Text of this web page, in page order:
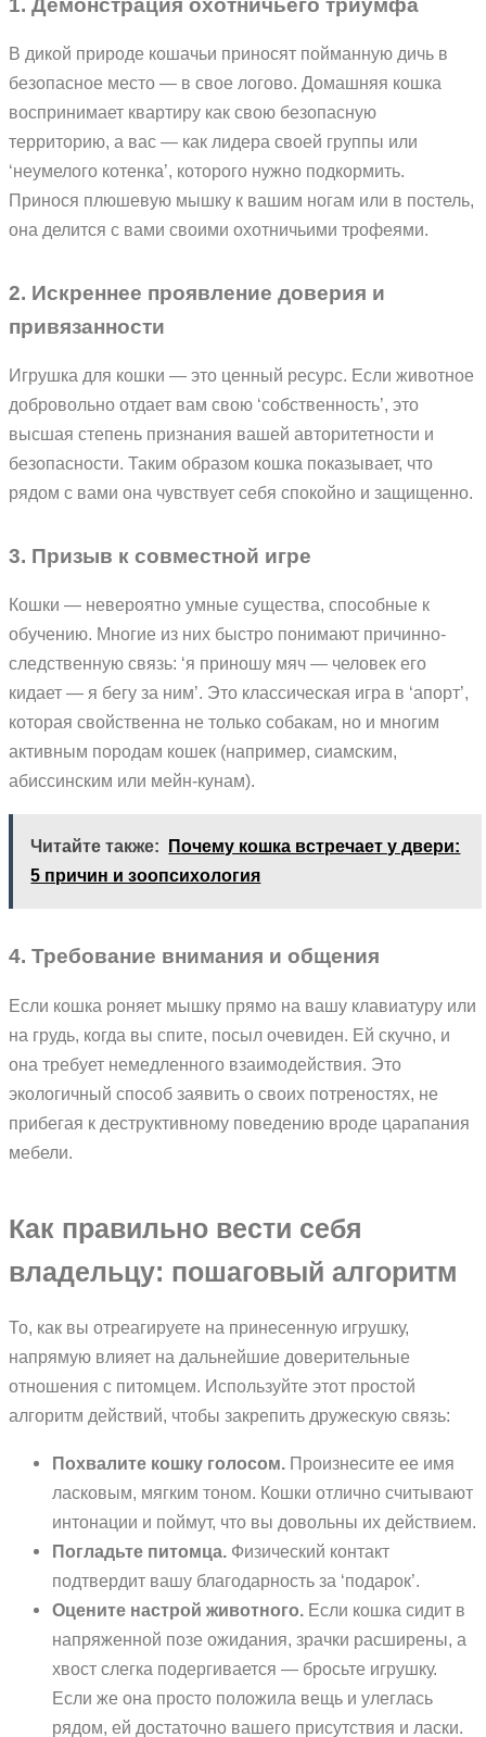
В дикой природе кошачьи приносят пойманную дичь в
безопасное место — в свое логово. Домашняя кошка
воспринимает квартиру как свою безопасную
территорию, а вас — как лидера своей группы или
‘неумелого котенка’, которого нужно подкормить.
Принося плюшевую мышку к вашим ногам или в постель,
она делится с вами своими охотничьими трофеями.
2. Искреннее проявление доверия и
привязанности
Игрушка для кошки — это ценный ресурс. Если животное
добровольно отдает вам свою ‘собственность’, это
высшая степень признания вашей авторитетности и
безопасности. Таким образом кошка показывает, что
рядом с вами она чувствует себя спокойно и защищенно.
3. Призыв к совместной игре
Кошки — невероятно умные существа, способные к
обучению. Многие из них быстро понимают причинно-
следственную связь: ‘я приношу мяч — человек его
кидает — я бегу за ним’. Это классическая игра в ‘апорт’,
которая свойственна не только собакам, но и многим
активным породам кошек (например, сиамским,
абиссинским или мейн-кунам).
Читайте также:
Почему кошка встречает у двери:
5 причин и зоопсихология
4. Требование внимания и общения
Если кошка роняет мышку прямо на вашу клавиатуру или
на грудь, когда вы спите, посыл очевиден. Ей скучно, и
она требует немедленного взаимодействия. Это
экологичный способ заявить о своих потреностях, не
прибегая к деструктивному поведению вроде царапания
мебели.
Как правильно вести себя
владельцу: пошаговый алгоритм
То, как вы отреагируете на принесенную игрушку,
напрямую влияет на дальнейшие доверительные
отношения с питомцем. Используйте этот простой
алгоритм действий, чтобы закрепить дружескую связь:
Похвалите кошку голосом. Произнесите ее имя
ласковым, мягким тоном. Кошки отлично считывают
интонации и поймут, что вы довольны их действием.
Погладьте питомца. Физический контакт
подтвердит вашу благодарность за ‘подарок’.
Оцените настрой животного. Если кошка сидит в
напряженной позе ожидания, зрачки расширены, а
хвост слегка подергивается — бросьте игрушку.
Если же она просто положила вещь и улеглась
рядом, ей достаточно вашего присутствия и ласки.